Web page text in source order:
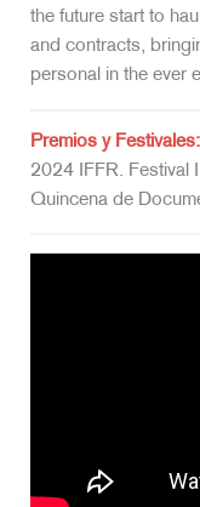
the future start to
and contracts,
personal in the ever
Premios y Festivales:
2024 IFFR. Festival
Quincena de